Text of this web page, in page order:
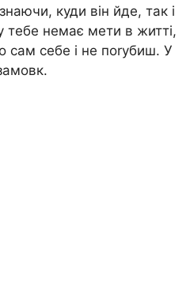
куди він йде, так і
тебе немає мети в житті,
сам себе і не поrубиш. У